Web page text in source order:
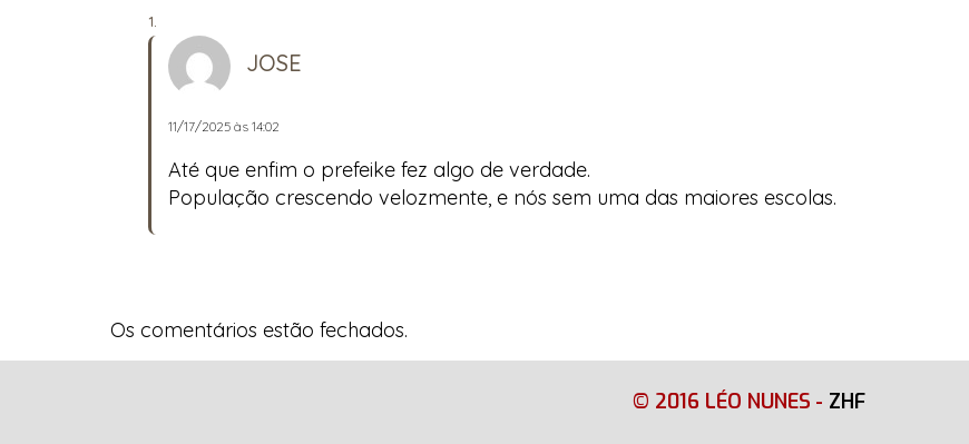
JOSE
11/17/2025 às 14:02
Até que enfim o prefeike fez algo de verdade.
População crescendo velozmente, e nós sem uma das maiores escolas.
Os comentários estão fechados.
© 2016 LÉO NUNES - ZHF